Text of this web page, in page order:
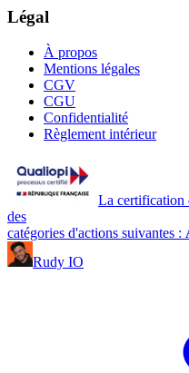
Légal
À propos
Mentions légales
CGV
CGU
Confidentialité
Règlement intérieur
La certification
des
catégories d'actions suivantes :
Rudy IO